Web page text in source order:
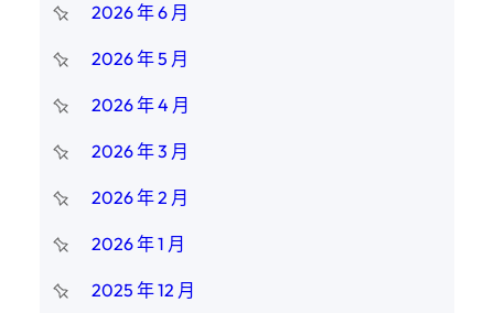
2026 年 6 月
2026 年 5 月
2026 年 4 月
2026 年 3 月
2026 年 2 月
2026 年 1 月
2025 年 12 月